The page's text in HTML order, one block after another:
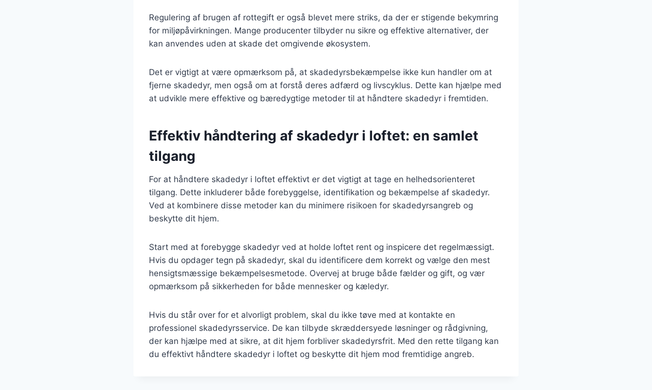
Regulering af brugen af rottegift er også blevet mere striks, da der er stigende bekymring
for miljøpåvirkningen. Mange producenter tilbyder nu sikre og effektive alternativer, der
kan anvendes uden at skade det omgivende økosystem.
Det er vigtigt at være opmærksom på, at skadedyrsbekæmpelse ikke kun handler om at
fjerne skadedyr, men også om at forstå deres adfærd og livscyklus. Dette kan hjælpe med
at udvikle mere effektive og bæredygtige metoder til at håndtere skadedyr i fremtiden.
Effektiv håndtering af skadedyr i loftet: en samlet
tilgang
For at håndtere skadedyr i loftet effektivt er det vigtigt at tage en helhedsorienteret
tilgang. Dette inkluderer både forebyggelse, identifikation og bekæmpelse af skadedyr.
Ved at kombinere disse metoder kan du minimere risikoen for skadedyrsangreb og
beskytte dit hjem.
Start med at forebygge skadedyr ved at holde loftet rent og inspicere det regelmæssigt.
Hvis du opdager tegn på skadedyr, skal du identificere dem korrekt og vælge den mest
hensigtsmæssige bekæmpelsesmetode. Overvej at bruge både fælder og gift, og vær
opmærksom på sikkerheden for både mennesker og kæledyr.
Hvis du står over for et alvorligt problem, skal du ikke tøve med at kontakte en
professionel skadedyrsservice. De kan tilbyde skræddersyede løsninger og rådgivning,
der kan hjælpe med at sikre, at dit hjem forbliver skadedyrsfrit. Med den rette tilgang kan
du effektivt håndtere skadedyr i loftet og beskytte dit hjem mod fremtidige angreb.